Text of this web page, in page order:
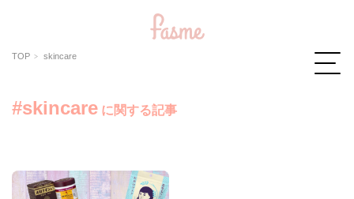
TOP skincare
#skincare に関する記事